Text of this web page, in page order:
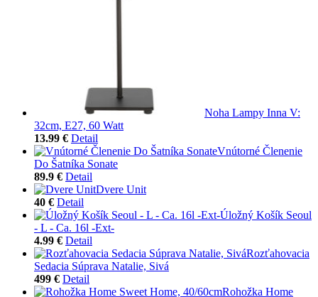
Noha Lampy Inna V:
32cm, E27, 60 Watt
13.99 € Detail
Vnútorné Členenie
Do Šatníka Sonate
89.9 € Detail
Dvere Unit
40 € Detail
Úložný Košík Seoul
- L - Ca. 16l -Ext-
4.99 € Detail
Rozťahovacia
Sedacia Súprava Natalie, Sivá
499 € Detail
Rohožka Home